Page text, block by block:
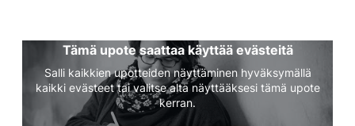
Tämä upote saattaa käyttää evästeitä
Salli kaikkien upotteiden näyttäminen hyväksymällä
kaikki evästeet tai valitse alta näyttääksesi tämä upote
kerran.